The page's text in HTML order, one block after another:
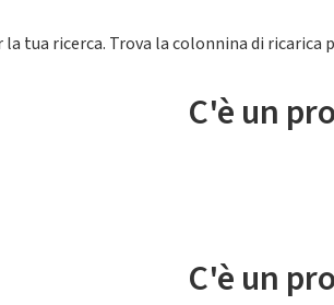
tua ricerca. Trova la colonnina di ricarica
C'è un
C'è un